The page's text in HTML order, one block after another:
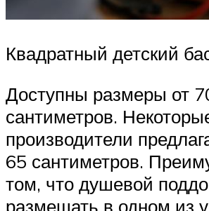
Квадратный детский
Доступны размеры от
сантиметров.
производители
65 сантиметров.
том, что душевой
размещать в одном из